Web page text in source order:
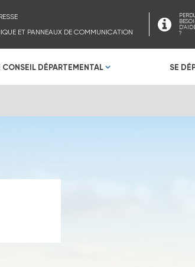
ET PANNEAUX DE COMMUNICATION
?
CONSEIL DÉPARTEMENTAL SE